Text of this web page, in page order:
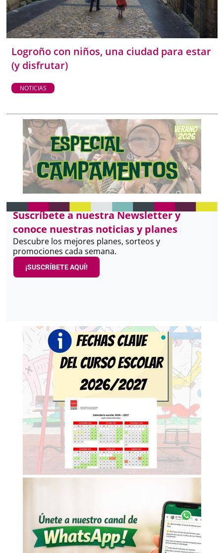
Logroño con niños, una ciudad para estar
(y disfrutar)
NOTICIAS
Suscríbete a nuestra Newsletter y
conoce nuestras noticias y planes
Descubre los mejores planes, sorteos y
promociones cada semana.
¡SUSCRÍBETE AQUÍ!